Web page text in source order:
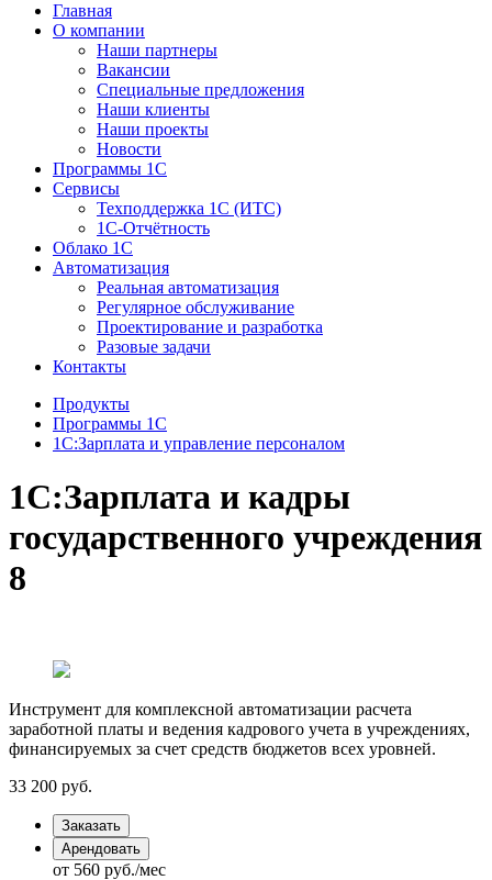
Главная
О компании
Наши партнеры
Вакансии
Специальные предложения
Наши клиенты
Наши проекты
Новости
Программы 1С
Сервисы
Техподдержка 1С (ИТС)
1С-Отчётность
Облако 1С
Автоматизация
Реальная автоматизация
Регулярное обслуживание
Проектирование и разработка
Разовые задачи
Контакты
Продукты
Программы 1С
1С:Зарплата и управление персоналом
1С:Зарплата и кадры
государственного учреждения
8
Инструмент для комплексной автоматизации расчета
заработной платы и ведения кадрового учета в учреждениях,
финансируемых за счет средств бюджетов всех уровней.
33 200 руб.
Заказать
Арендовать
от 560 руб./мес